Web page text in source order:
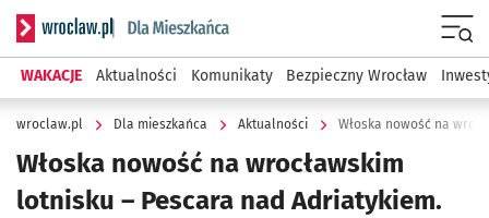
Serwis informacyjny wroclaw.pl podserwis: Dla mieszkańca
WAKACJE Aktualności Komunikaty Bezpieczny Wrocław
wroclaw.pl Dla mieszkańca Aktualności Włoska nowość na
Włoska nowość na wrocławskim
lotnisku – Pescara nad Adriatykiem.